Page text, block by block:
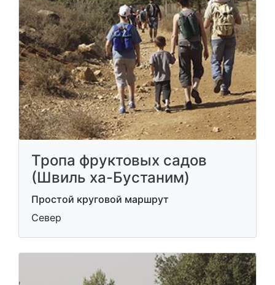
Тропа фруктовых садов
(Швиль ха-Бустаним)
Простой круговой маршрут
Север